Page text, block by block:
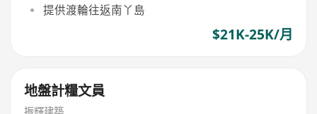
提供渡輪往返南丫島
$21K-25K/月
地盤計糧文員
振輝建築